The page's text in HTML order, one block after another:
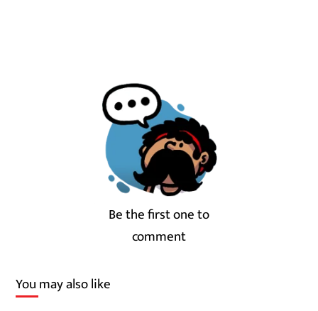
Be the first one to
comment
You may also like